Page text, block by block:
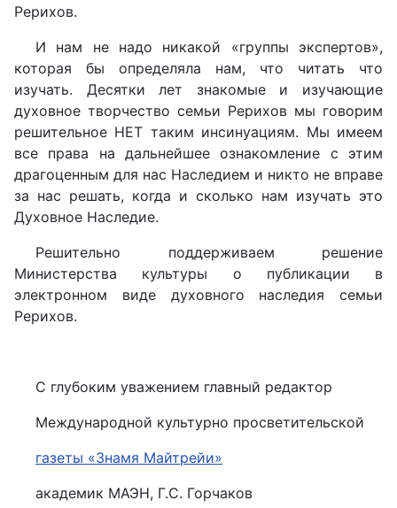
Рерихов.
И нам не надо никакой «группы экспертов»,
которая бы определяла нам, что читать что
изучать. Десятки лет знакомые и изучающие
духовное творчество семьи Рерихов мы говорим
решительное НЕТ таким инсинуациям. Мы имеем
все права на дальнейшее ознакомление с этим
драгоценным для нас Наследием и никто не вправе
за нас решать, когда и сколько нам изучать это
Духовное Наследие.
Решительно поддерживаем решение
Министерства культуры о публикации в
электронном виде духовного наследия семьи
Рерихов.
С глубоким уважением главный редактор
Международной культурно просветительской
газеты «Знамя Майтрейи»
академик МАЭН, Г.С. Горчаков